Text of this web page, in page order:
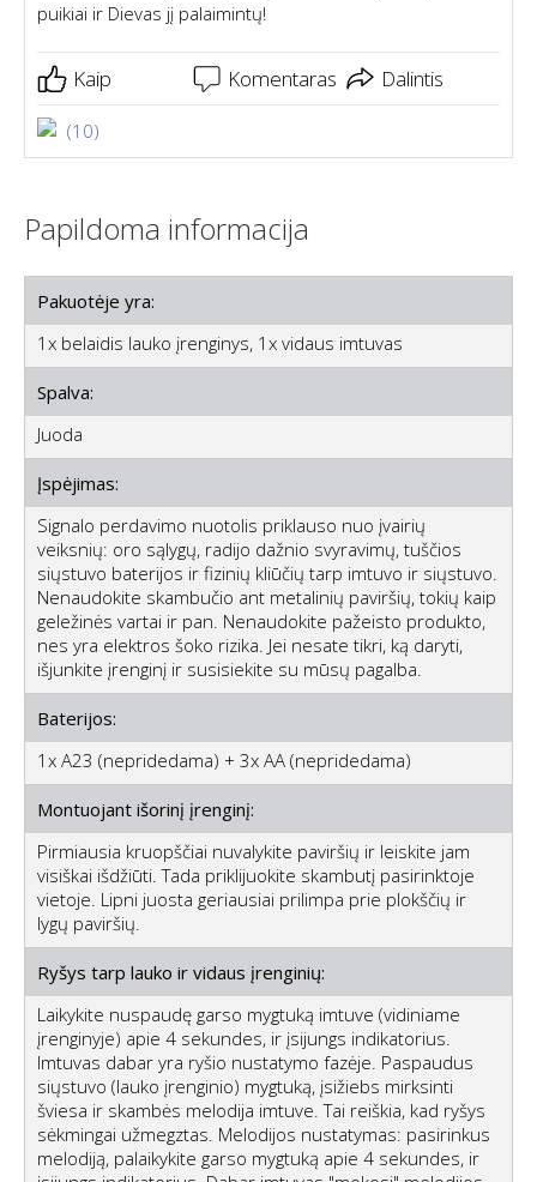
puikiai ir Dievas jį palaimintų!
Kaip Komentaras Dalintis
(10)
Papildoma informacija
Pakuotėje yra:
1x belaidis lauko įrenginys, 1x vidaus imtuvas
Spalva:
Juoda
Įspėjimas:
Signalo perdavimo nuotolis priklauso nuo įvairių
veiksnių: oro sąlygų, radijo dažnio svyravimų, tuščios
siųstuvo baterijos ir fizinių kliūčių tarp imtuvo ir siųstuvo.
Nenaudokite skambučio ant metalinių paviršių, tokių kaip
geležinės vartai ir pan. Nenaudokite pažeisto produkto,
nes yra elektros šoko rizika. Jei nesate tikri, ką daryti,
išjunkite įrenginį ir susisiekite su mūsų pagalba.
Baterijos:
1x A23 (nepridedama) + 3x AA (nepridedama)
Montuojant išorinį įrenginį:
Pirmiausia kruopščiai nuvalykite paviršių ir leiskite jam
visiškai išdžiūti. Tada priklijuokite skambutį pasirinktoje
vietoje. Lipni juosta geriausiai prilimpa prie plokščių ir
lygų paviršių.
Ryšys tarp lauko ir vidaus įrenginių:
Laikykite nuspaudę garso mygtuką imtuve (vidiniame
įrenginyje) apie 4 sekundes, ir įsijungs indikatorius.
Imtuvas dabar yra ryšio nustatymo fazėje. Paspaudus
siųstuvo (lauko įrenginio) mygtuką, įsižiebs mirksinti
šviesa ir skambės melodija imtuve. Tai reiškia, kad ryšys
sėkmingai užmegztas. Melodijos nustatymas: pasirinkus
melodiją, palaikykite garso mygtuką apie 4 sekundes, ir